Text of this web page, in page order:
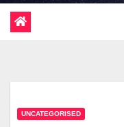
UNCATEGORISED